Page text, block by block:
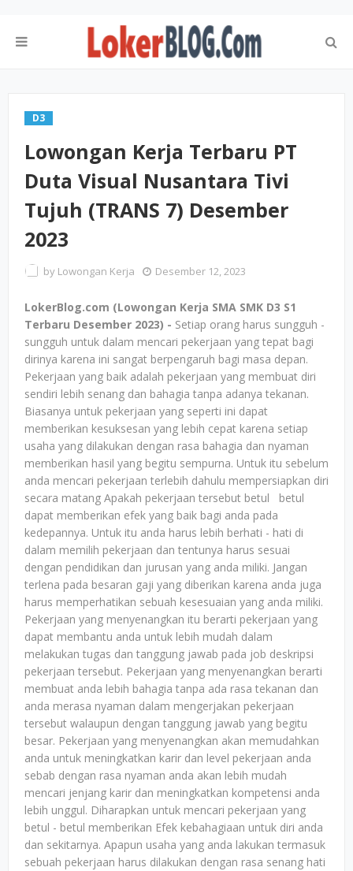
D3
Lowongan Kerja Terbaru PT
Duta Visual Nusantara Tivi
Tujuh (TRANS 7) Desember
2023
by Lowongan Kerja Desember 12, 2023
LokerBlog.com (Lowongan Kerja SMA SMK D3 S1
Terbaru Desember 2023) - Setiap orang harus sungguh -
sungguh untuk dalam mencari pekerjaan yang tepat bagi
dirinya karena ini sangat berpengaruh bagi masa depan.
Pekerjaan yang baik adalah pekerjaan yang membuat diri
sendiri lebih senang dan bahagia tanpa adanya tekanan.
Biasanya untuk pekerjaan yang seperti ini dapat
memberikan kesuksesan yang lebih cepat karena setiap
usaha yang dilakukan dengan rasa bahagia dan nyaman
memberikan hasil yang begitu sempurna. Untuk itu sebelum
anda mencari pekerjaan terlebih dahulu mempersiapkan diri
secara matang Apakah pekerjaan tersebut betul betul
dapat memberikan efek yang baik bagi anda pada
kedepannya. Untuk itu anda harus lebih berhati - hati di
dalam memilih pekerjaan dan tentunya harus sesuai
dengan pendidikan dan jurusan yang anda miliki. Jangan
terlena pada besaran gaji yang diberikan karena anda juga
harus memperhatikan sebuah kesesuaian yang anda miliki.
Pekerjaan yang menyenangkan itu berarti pekerjaan yang
dapat membantu anda untuk lebih mudah dalam
melakukan tugas dan tanggung jawab pada job deskripsi
pekerjaan tersebut. Pekerjaan yang menyenangkan berarti
membuat anda lebih bahagia tanpa ada rasa tekanan dan
anda merasa nyaman dalam mengerjakan pekerjaan
tersebut walaupun dengan tanggung jawab yang begitu
besar. Pekerjaan yang menyenangkan akan memudahkan
anda untuk meningkatkan karir dan level pekerjaan anda
sebab dengan rasa nyaman anda akan lebih mudah
mencari jenjang karir dan meningkatkan kompetensi anda
lebih unggul. Diharapkan untuk mencari pekerjaan yang
betul - betul memberikan Efek kebahagiaan untuk diri anda
dan sekitarnya. Apapun usaha yang anda lakukan termasuk
sebuah pekerjaan harus dilakukan dengan rasa senang hati